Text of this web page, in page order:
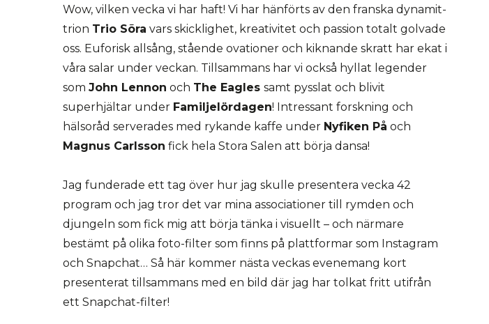
Wow, vilken vecka vi har haft! Vi har hänförts av den franska dynamit-
trion Trio Sõra vars skicklighet, kreativitet och passion totalt golvade
oss. Euforisk allsång, stående ovationer och kiknande skratt har ekat i
våra salar under veckan. Tillsammans har vi också hyllat legender
som John Lennon och The Eagles samt pysslat och blivit
superhjältar under Familjelördagen! Intressant forskning och
hälsoråd serverades med rykande kaffe under Nyfiken På och
Magnus Carlsson fick hela Stora Salen att börja dansa!
Jag funderade ett tag över hur jag skulle presentera vecka 42
program och jag tror det var mina associationer till rymden och
djungeln som fick mig att börja tänka i visuellt – och närmare
bestämt på olika foto-filter som finns på plattformar som Instagram
och Snapchat… Så här kommer nästa veckas evenemang kort
presenterat tillsammans med en bild där jag har tolkat fritt utifrån
ett Snapchat-filter!